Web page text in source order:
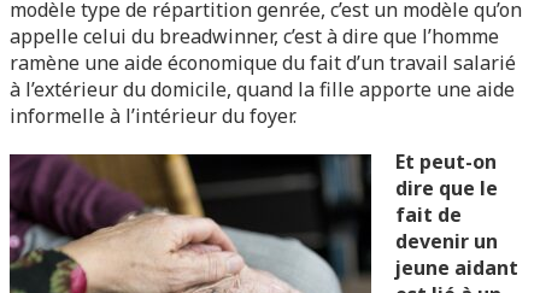
modèle type de répartition genrée, c’est un modèle qu’on
appelle celui du breadwinner, c’est à dire que l’homme
ramène une aide économique du fait d’un travail salarié
à l’extérieur du domicile, quand la fille apporte une aide
informelle à l’intérieur du foyer.
Et peut-on
dire que le
fait de
devenir un
jeune aidant